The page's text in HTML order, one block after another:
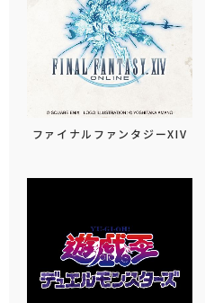
ファイナルファンタジーXIV